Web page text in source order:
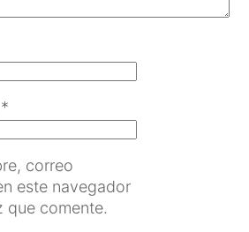
*
correo
este navegador
que comente.